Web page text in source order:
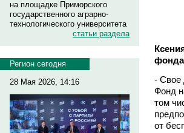
на площадке Приморского
государственного аграрно-
технологического университета
статьи раздела
Регион сегодня
28 Мая 2026, 14:16
фонда
- Свое
Фонд
том
от